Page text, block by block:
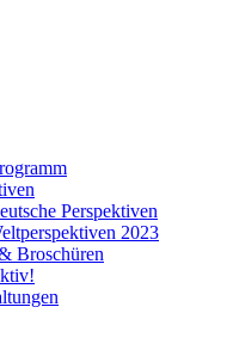
Perspektiven
2023
Broschüren